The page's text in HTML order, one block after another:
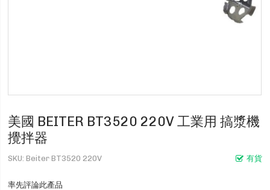
美國 BEITER BT3520 220V 工業用 搞漿機
攪拌器
有貨
SKU Beiter BT3520 220V
率先評論此產品